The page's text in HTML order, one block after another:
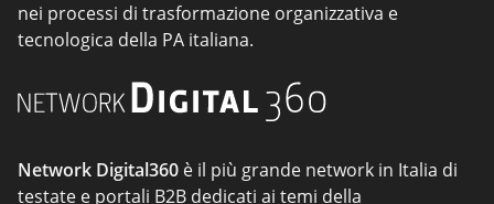
nei processi di trasformazione organizzativa e
tecnologica della PA italiana.
Network Digital360 è il più grande network in Italia di
testate e portali B2B dedicati ai temi della